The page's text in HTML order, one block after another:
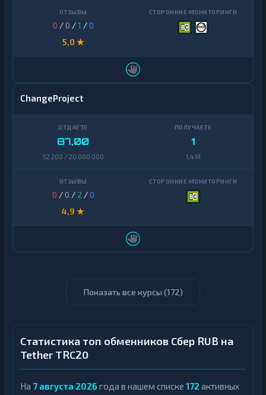
0 / 0 /1 /0
5,0 ★
ChangeProject
87,00
52 200 / 20 000 000
1
1,4 M
0 / 0 / 2 /0
4,9 ★
Показать все курсы (172)
Статистика топ обменников Сбер RUB на
Tether TRC20
На 7 августа 2026 года в нашем списке 172 активных